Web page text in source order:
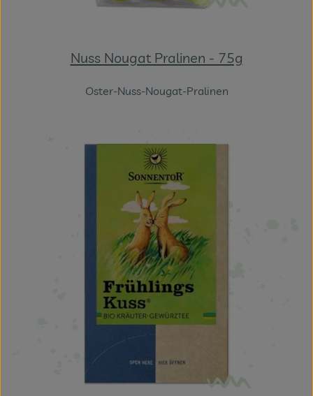
Nuss Nougat Pralinen - 75g
Oster-Nuss-Nougat-Pralinen